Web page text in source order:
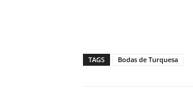
TAGS Bodas de Turquesa